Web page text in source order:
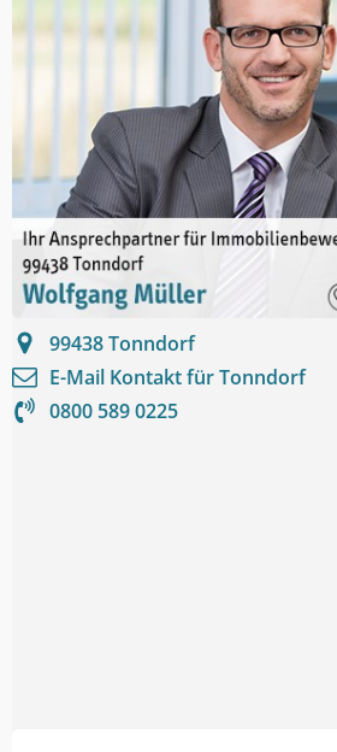
99438Tonndorf
E-Mail Kontakt fürTonndorf
0800 589 0225